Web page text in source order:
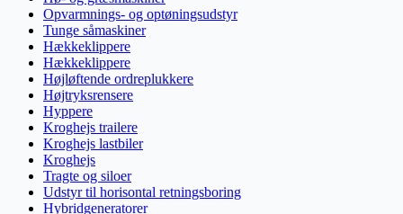
Opvarmnings- og optøningsudstyr
Tunge såmaskiner
Hækkeklippere
Hækkeklippere
Højløftende ordreplukkere
Højtryksrensere
Hyppere
Kroghejs trailere
Kroghejs lastbiler
Kroghejs
Tragte og siloer
Udstyr til horisontal retningsboring
Hybridgeneratorer